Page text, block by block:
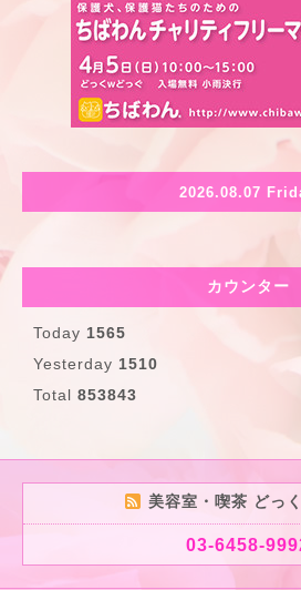
2026.08.07
カウンター
Today 1565
Yesterday 1510
Total 853843
美容室・喫茶 どっ
03-6458-